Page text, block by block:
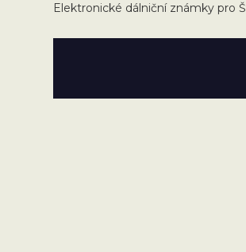
Elektronické dálniční známky pro